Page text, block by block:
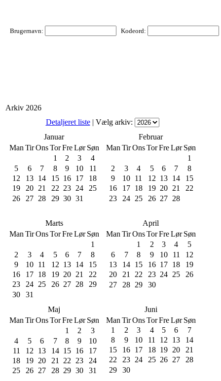
Brugernavn: Kodeord:
Arkiv 2026
Detaljeret liste| Vælg arkiv:
Januar
Man Tir Ons Tor Fre Lør Søn
1
2 3
4
5
6 7 8 9 10
11
12
13 14 15 16 17
18
19
20 21 22 23 24
25
26
27 28 29 30 31
Februar
Man Tir Ons Tor Fre Lør Søn
1
2
3 4 5 6 7
8
9
10 11 12 13 14
15
16
17 18 19 20 21
22
23
24 25 26 27 28
Marts
Man Tir Ons Tor Fre Lør Søn
1
2
3 4 5 6 7
8
9
10 11 12 13 14
15
16
17 18 19 20 21
22
23
24 25 26 27 28
29
30
31
April
Man Tir Ons Tor Fre Lør Søn
1
2 3 4
5
6
7 8 9 10 11
12
13
14 15 16 17 18
19
20
21 22 23 24 25
26
27
28 29 30
Maj
Man Tir Ons Tor Fre Lør Søn
1
2
3
4
5 6 7 8 9
10
11
12 13 14 15 16
17
18
19 20 21 22 23
24
25
26 27 28 29 30 31
Juni
Man Tir Ons Tor Fre Lør Søn
1
2 3 4 5 6
7
8
9 10 11 12 13
14
15
16 17 18 19 20
21
22
23 24 25 26 27
28
29
30